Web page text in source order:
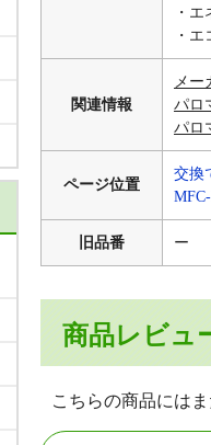
・エ
・エ
関連情報
メー
パロ
パロ
ページ位置
交換
旧品番 ー
商品レビュ
こちらの商品には